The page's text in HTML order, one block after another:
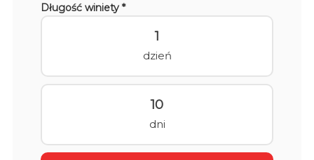
Długość winiety *
1
dzień
10
dni